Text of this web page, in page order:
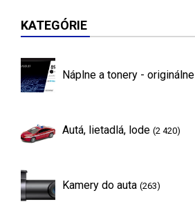
KATEGÓRIE
Náplne a tonery - originálne
Autá, lietadlá, lode (2 420)
Kamery do auta (263)